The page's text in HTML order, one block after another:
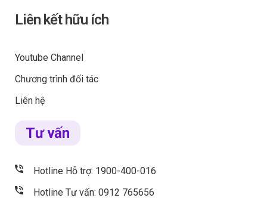
Liên kết hữu ích
Youtube Channel
Chương trình đối tác
Liên hệ
Tư vấn
Hotline Hỗ trợ: 1900-400-016
Hotline Tư vấn: 0912 765656